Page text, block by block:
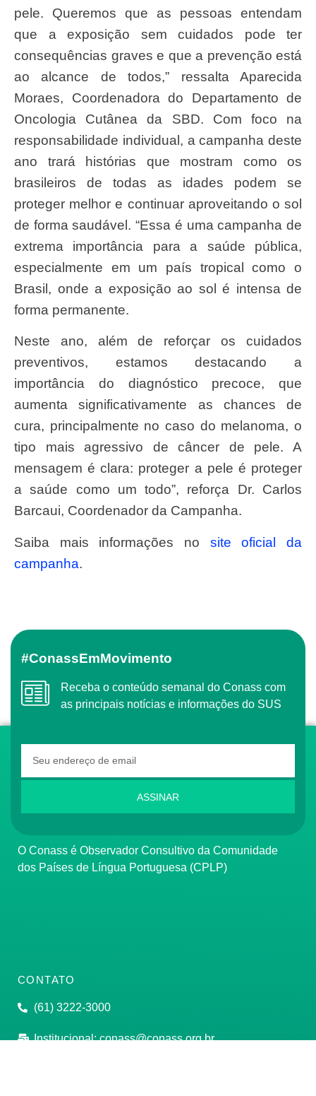
pele. Queremos que as pessoas entendam
que a exposição sem cuidados pode ter
consequências graves e que a prevenção está
ao alcance de todos,” ressalta Aparecida
Moraes, Coordenadora do Departamento de
Oncologia Cutânea da SBD. Com foco na
responsabilidade individual, a campanha deste
ano trará histórias que mostram como os
brasileiros de todas as idades podem se
proteger melhor e continuar aproveitando o sol
de forma saudável. “Essa é uma campanha de
extrema importância para a saúde pública,
especialmente em um país tropical como o
Brasil, onde a exposição ao sol é intensa de
forma permanente.
Neste ano, além de reforçar os cuidados
preventivos, estamos destacando a
importância do diagnóstico precoce, que
aumenta significativamente as chances de
cura, principalmente no caso do melanoma, o
tipo mais agressivo de câncer de pele. A
mensagem é clara: proteger a pele é proteger
a saúde como um todo”, reforça Dr. Carlos
Barcaui, Coordenador da Campanha.
Saiba mais informações no site oficial da
campanha.
#ConassEmMovimento
Receba o conteúdo semanal do Conass com
as principais notícias e informações do SUS
ASSINAR
O Conass é Observador Consultivo da Comunidade
dos Países de Língua Portuguesa (CPLP)
CONTATO
(61) 3222-3000
Institucional:conass@conass.org.br